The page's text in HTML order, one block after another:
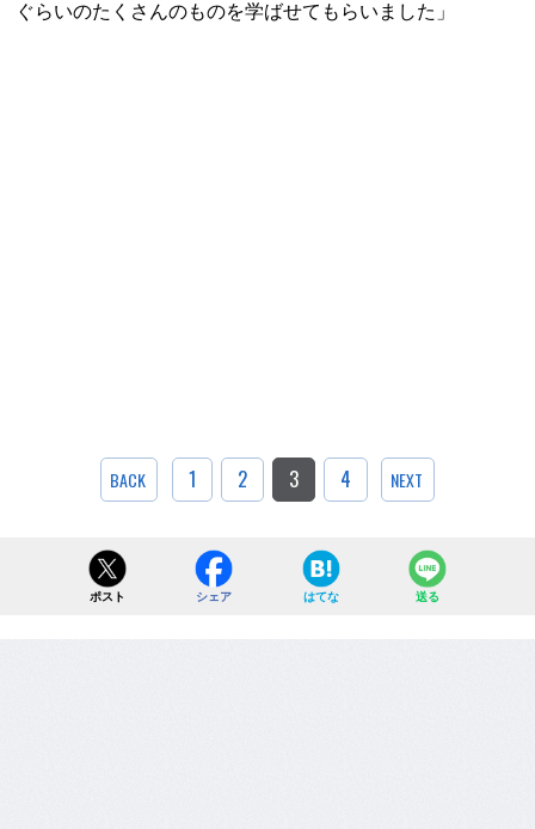
ぐらいのたくさんのものを学ばせてもらいました」
BACK 1 2 3 4 NEXT
ポスト シェア はてな 送る